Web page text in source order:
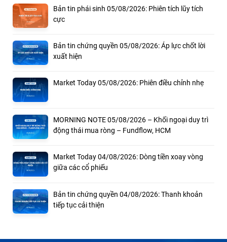
Bản tin phái sinh 05/08/2026: Phiên tích lũy tích
cực
Bản tin chứng quyền 05/08/2026: Áp lực chốt lời
xuất hiện
Market Today 05/08/2026: Phiên điều chỉnh nhẹ
MORNING NOTE 05/08/2026 – Khối ngoại duy trì
động thái mua ròng – Fundflow, HCM
Market Today 04/08/2026: Dòng tiền xoay vòng
giữa các cổ phiếu
Bản tin chứng quyền 04/08/2026: Thanh khoản
tiếp tục cải thiện